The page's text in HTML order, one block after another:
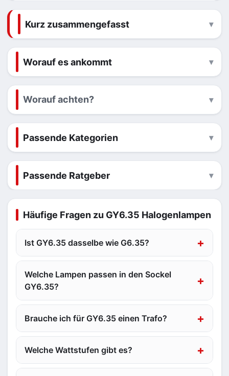
Kurz zusammengefasst
Worauf es ankommt
Worauf achten?
Passende Kategorien
Passende Ratgeber
Häufige Fragen zu GY6.35 Halogenlampen
Ist GY6.35 dasselbe wie G6.35?
Welche Lampen passen in den Sockel
GY6.35?
Brauche ich für GY6.35 einen Trafo?
Welche Wattstufen gibt es?